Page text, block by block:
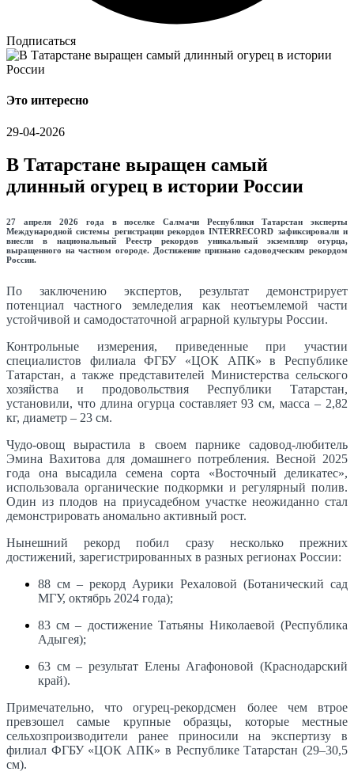
Подписаться
Это интересно
29-04-2026
В Татарстане выращен самый
длинный огурец в истории России
27 апреля 2026 года в поселке Салмачи Республики Татарстан эксперты
Международной системы регистрации рекордов INTERRECORD зафиксировали и
внесли в национальный Реестр рекордов уникальный экземпляр огурца,
выращенного на частном огороде. Достижение признано садоводческим рекордом
России.
По заключению экспертов, результат демонстрирует
потенциал частного земледелия как неотъемлемой части
устойчивой и самодостаточной аграрной культуры России.
Контрольные измерения, приведенные при участии
специалистов филиала ФГБУ «ЦОК АПК» в Республике
Татарстан, а также представителей Министерства сельского
хозяйства и продовольствия Республики Татарстан,
установили, что длина огурца составляет 93 см, масса – 2,82
кг, диаметр – 23 см.
Чудо-овощ вырастила в своем парнике садовод-любитель
Эмина Вахитова для домашнего потребления. Весной 2025
года она высадила семена сорта «Восточный деликатес»,
использовала органические подкормки и регулярный полив.
Один из плодов на приусадебном участке неожиданно стал
демонстрировать аномально активный рост.
Нынешний рекорд побил сразу несколько прежних
достижений, зарегистрированных в разных регионах России:
88 см – рекорд Аурики Рехаловой (Ботанический сад
МГУ, октябрь 2024 года);
83 см – достижение Татьяны Николаевой (Республика
Адыгея);
63 см – результат Елены Агафоновой (Краснодарский
край).
Примечательно, что огурец-рекордсмен более чем втрое
превзошел самые крупные образцы, которые местные
сельхозпроизводители ранее приносили на экспертизу в
филиал ФГБУ «ЦОК АПК» в Республике Татарстан (29–30,5
см).